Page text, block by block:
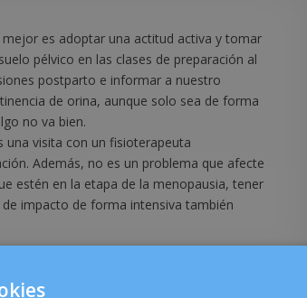
es adoptar una actitud activa y tomar
pélvico en las clases de preparación al
postparto e informar a nuestro
de orina, aunque solo sea de forma
no va bien.
una visita con un fisioterapeuta
Además, no es un problema que afecte
estén en la etapa de la menopausia, tener
impacto de forma intensiva también